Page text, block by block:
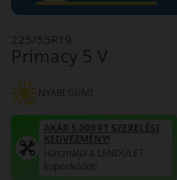
Primacy 5 V
225/55R19
NYÁRI GUMI
AKÁR 5.000 FT SZERELÉSI
KEDVEZMÉNY!
Használja a LENDÜLET
kuponkódot!